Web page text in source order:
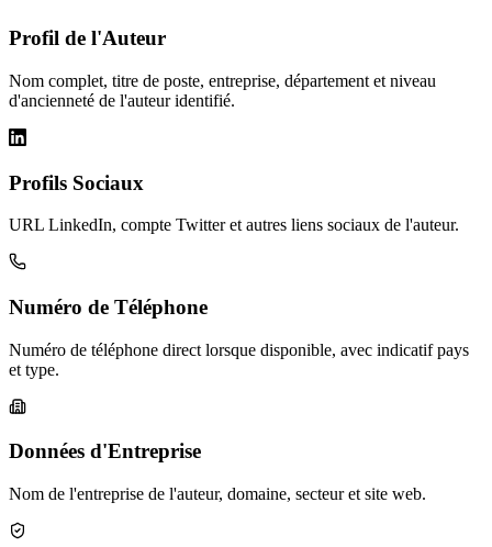
Profil de l'Auteur
Nom complet, titre de poste, entreprise, département et niveau
d'ancienneté de l'auteur identifié.
Profils Sociaux
URL LinkedIn, compte Twitter et autres liens sociaux de l'auteur.
Numéro de Téléphone
Numéro de téléphone direct lorsque disponible, avec indicatif pays
et type.
Données d'Entreprise
Nom de l'entreprise de l'auteur, domaine, secteur et site web.